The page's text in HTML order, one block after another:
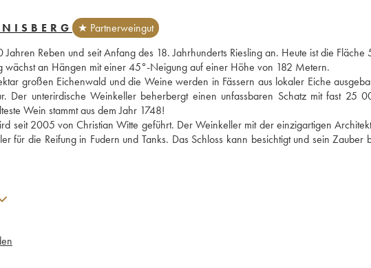
★ Partnerweingut
Reben und seit Anfang des 18. Jahrhunderts Riesling an. Heute ist die Fläche
wächst an Hängen mit einer 45°-Neigung auf einer Höhe von 182 Metern.
großen Eichenwald und die Weine werden in Fässern aus lokaler Eiche
Der unterirdische Weinkeller beherbergt einen unfassbaren Schatz mit fast 25
Wein stammt aus dem Jahr 1748!
seit 2005 von Christian Witte geführt. Der Weinkeller mit der einzigartigen
für die Reifung in Fudern und Tanks. Das Schloss kann besichtigt und sein Zauber